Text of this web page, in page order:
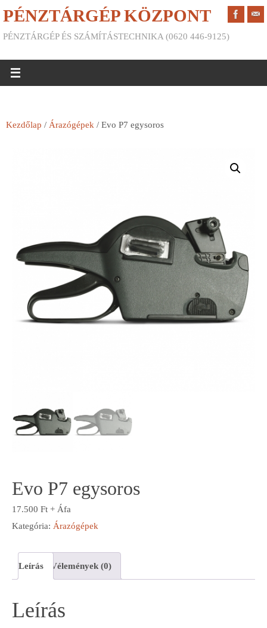
PÉNZTÁRGÉP KÖZPONT
PÉNZTÁRGÉP ÉS SZÁMÍTÁSTECHNIKA (0620 446-9125)
Kezdőlap / Árazógépek / Evo P7 egysoros
Evo P7 egysoros
17.500 Ft + Áfa
Kategória: Árazógépek
Leírás Vélemények (0)
Leírás